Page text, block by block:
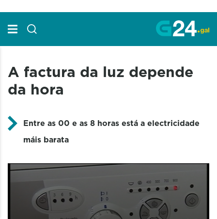
A factura da luz depende
da hora
Entre as 00 e as 8 horas está a electricidade
máis barata